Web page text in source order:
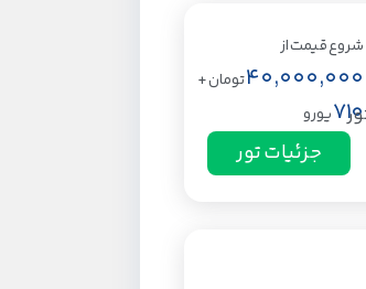
شروع قیمت از
40,000,000تومان+
710یورو
جزئیات تور